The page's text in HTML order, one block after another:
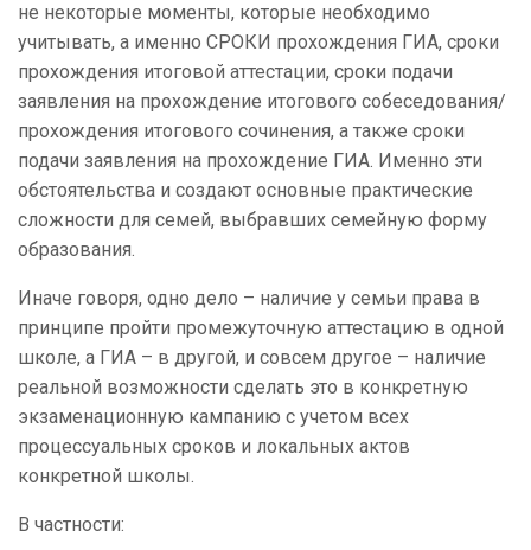
не некоторые моменты, которые необходимо
учитывать, а именно СРОКИ прохождения ГИА, сроки
прохождения итоговой аттестации, сроки подачи
заявления на прохождение итогового собеседования/
прохождения итогового сочинения, а также сроки
подачи заявления на прохождение ГИА. Именно эти
обстоятельства и создают основные практические
сложности для семей, выбравших семейную форму
образования.
Иначе говоря, одно дело – наличие у семьи права в
принципе пройти промежуточную аттестацию в одной
школе, а ГИА – в другой, и совсем другое – наличие
реальной возможности сделать это в конкретную
экзаменационную кампанию с учетом всех
процессуальных сроков и локальных актов
конкретной школы.
В частности: